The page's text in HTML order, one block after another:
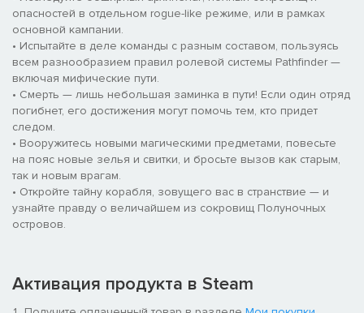
опасностей в отдельном rogue-like режиме, или в рамках
основной кампании.
• Испытайте в деле команды с разным составом, пользуясь
всем разнообразием правил ролевой системы Pathfinder —
включая мифические пути.
• Смерть — лишь небольшая заминка в пути! Если один отряд
погибнет, его достижения могут помочь тем, кто придет
следом.
• Вооружитесь новыми магическими предметами, повесьте
на пояс новые зелья и свитки, и бросьте вызов как старым,
так и новым врагам.
• Откройте тайну корабля, зовущего вас в странствие — и
узнайте правду о величайшем из сокровищ Полуночных
островов.
Активация продукта в Steam